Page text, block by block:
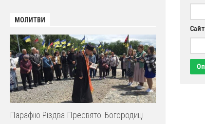
Сайт
МОЛИТВИ
Парафію Різдва Пресвятої Богородиці